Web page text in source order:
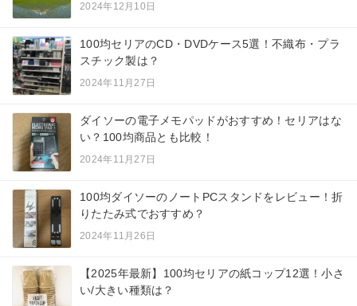
2024年12月10日
100均セリアのCD・DVDケース5選！不織布・プラ
スチック製は？
2024年11月27日
ダイソーの電子メモパッドがおすすめ！セリアはな
い？100均商品とも比較！
2024年11月27日
100均ダイソーのノートPCスタンドをレビュー！折
りたたみ式でおすすめ？
2024年11月26日
【2025年最新】100均セリアの紙コップ12選！小さ
い/大きい種類は？